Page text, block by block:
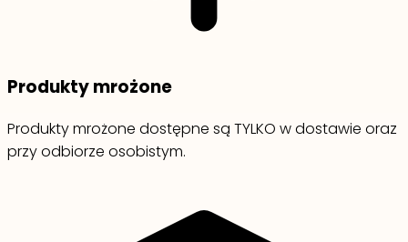
Produkty mrożone
Produkty mrożone dostępne są TYLKO w dostawie oraz
przy odbiorze osobistym.